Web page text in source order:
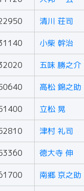
清川 荘司
小柴 幹治
五味 勝之介
高松 錦之助
立松 晃
津村 礼司
徳大寺 伸
南郷 京之助